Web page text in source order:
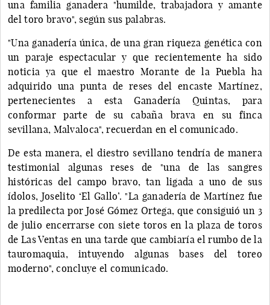
una familia ganadera "humilde, trabajadora y amante
del toro bravo", según sus palabras.
"Una ganadería única, de una gran riqueza genética con
un paraje espectacular y que recientemente ha sido
noticia ya que el maestro Morante de la Puebla ha
adquirido una punta de reses del encaste Martínez,
pertenecientes a esta Ganadería Quintas, para
conformar parte de su cabaña brava en su finca
sevillana, Malvaloca", recuerdan en el comunicado.
De esta manera, el diestro sevillano tendría de manera
testimonial algunas reses de "una de las sangres
históricas del campo bravo, tan ligada a uno de sus
ídolos, Joselito ‘El Gallo’. "La ganadería de Martínez fue
la predilecta por José Gómez Ortega, que consiguió un 3
de julio encerrarse con siete toros en la plaza de toros
de Las Ventas en una tarde que cambiaría el rumbo de la
tauromaquia, intuyendo algunas bases del toreo
moderno", concluye el comunicado.